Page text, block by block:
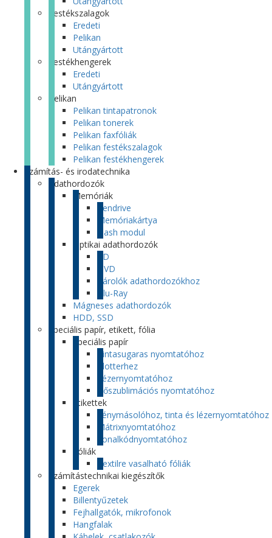
Festékszalagok
Eredeti
Pelikan
Utángyártott
Festékhengerek
Eredeti
Utángyártott
Pelikan
Pelikan tintapatronok
Pelikan tonerek
Pelikan faxfóliák
Pelikan festékszalagok
Pelikan festékhengerek
Számítás- és irodatechnika
Adathordozók
Memóriák
Pendrive
Memóriakártya
Flash modul
Optikai adathordozók
CD
DVD
Tárolók adathordozókhoz
Blu-Ray
Mágneses adathordozók
HDD, SSD
Speciális papír, etikett, fólia
Speciális papír
Tintasugaras nyomtatóhoz
Plotterhez
Lézernyomtatóhoz
Hőszublimációs nyomtatóhoz
Etikettek
Fénymásolóhoz, tinta és lézernyomtatóhoz
Mátrixnyomtatóhoz
Vonalkódnyomtatóhoz
Fóliák
Textilre vasalható fóliák
Számítástechnikai kiegészítők
Egerek
Billentyűzetek
Fejhallgatók, mikrofonok
Hangfalak